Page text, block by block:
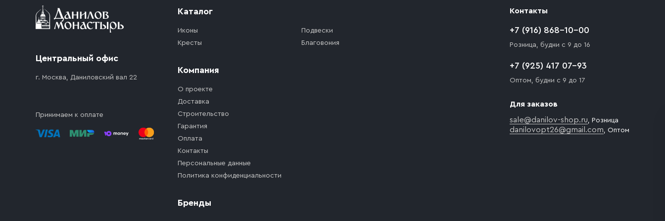
Центральный офис
г. Москва, Даниловский вал 22
Принимаем к оплате
Каталог
Иконы
Кресты
Подвески
Благовония
Компания
О проекте
Доставка
Строительство
Гарантия
Оплата
Контакты
Персональные данные
Политика конфиденциальности
Бренды
Контакты
+7 (916) 868-10-00
Розница, будни с 9 до 16
+7 (925) 417 07-93
Оптом, будни с 9 до 17
Для заказов
sale@danilov-shop.ru, Розница
danilovopt26@gmail.com, Оптом